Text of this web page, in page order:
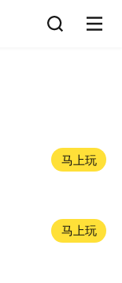
马上玩
马上玩